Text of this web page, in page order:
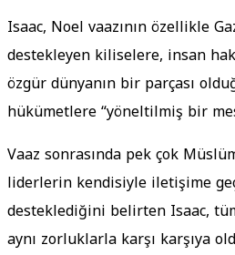
Isaac, Noel vaazının özellikle
destekleyen kiliselere, insan
özgür dünyanın bir parçası
hükümetlere “yöneltilmiş bir
Vaaz sonrasında pek çok
liderlerin kendisiyle iletişime
desteklediğini belirten Isaac,
aynı zorluklarla karşı karşıya